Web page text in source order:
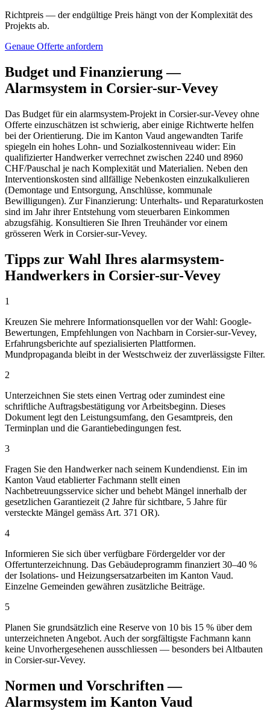
Richtpreis — der endgültige Preis hängt von der Komplexität des
Projekts ab.
Genaue Offerte anfordern
Budget und Finanzierung —
Alarmsystem in Corsier-sur-Vevey
Das Budget für ein alarmsystem-Projekt in Corsier-sur-Vevey ohne
Offerte einzuschätzen ist schwierig, aber einige Richtwerte helfen
bei der Orientierung. Die im Kanton Vaud angewandten Tarife
spiegeln ein hohes Lohn- und Sozialkostenniveau wider: Ein
qualifizierter Handwerker verrechnet zwischen 2240 und 8960
CHF/Pauschal je nach Komplexität und Materialien. Neben den
Interventionskosten sind allfällige Nebenkosten einzukalkulieren
(Demontage und Entsorgung, Anschlüsse, kommunale
Bewilligungen). Zur Finanzierung: Unterhalts- und Reparaturkosten
sind im Jahr ihrer Entstehung vom steuerbaren Einkommen
abzugsfähig. Konsultieren Sie Ihren Treuhänder vor einem
grösseren Werk in Corsier-sur-Vevey.
Tipps zur Wahl Ihres alarmsystem-
Handwerkers in Corsier-sur-Vevey
1
Kreuzen Sie mehrere Informationsquellen vor der Wahl: Google-
Bewertungen, Empfehlungen von Nachbarn in Corsier-sur-Vevey,
Erfahrungsberichte auf spezialisierten Plattformen.
Mundpropaganda bleibt in der Westschweiz der zuverlässigste Filter.
2
Unterzeichnen Sie stets einen Vertrag oder zumindest eine
schriftliche Auftragsbestätigung vor Arbeitsbeginn. Dieses
Dokument legt den Leistungsumfang, den Gesamtpreis, den
Terminplan und die Garantiebedingungen fest.
3
Fragen Sie den Handwerker nach seinem Kundendienst. Ein im
Kanton Vaud etablierter Fachmann stellt einen
Nachbetreuungsservice sicher und behebt Mängel innerhalb der
gesetzlichen Garantiezeit (2 Jahre für sichtbare, 5 Jahre für
versteckte Mängel gemäss Art. 371 OR).
4
Informieren Sie sich über verfügbare Fördergelder vor der
Offertunterzeichnung. Das Gebäudeprogramm finanziert 30–40 %
der Isolations- und Heizungsersatzarbeiten im Kanton Vaud.
Einzelne Gemeinden gewähren zusätzliche Beiträge.
5
Planen Sie grundsätzlich eine Reserve von 10 bis 15 % über dem
unterzeichneten Angebot. Auch der sorgfältigste Fachmann kann
keine Unvorhergesehenen ausschliessen — besonders bei Altbauten
in Corsier-sur-Vevey.
Normen und Vorschriften —
Alarmsystem im Kanton Vaud